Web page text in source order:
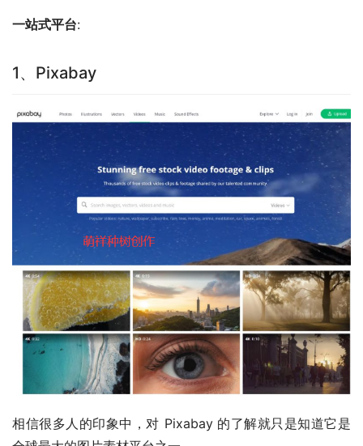
一站式平台:
1、Pixabay
相信很多人的印象中，对 Pixabay 的了解就只是知道它是